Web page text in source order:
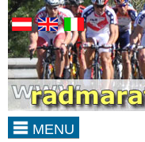
MENU